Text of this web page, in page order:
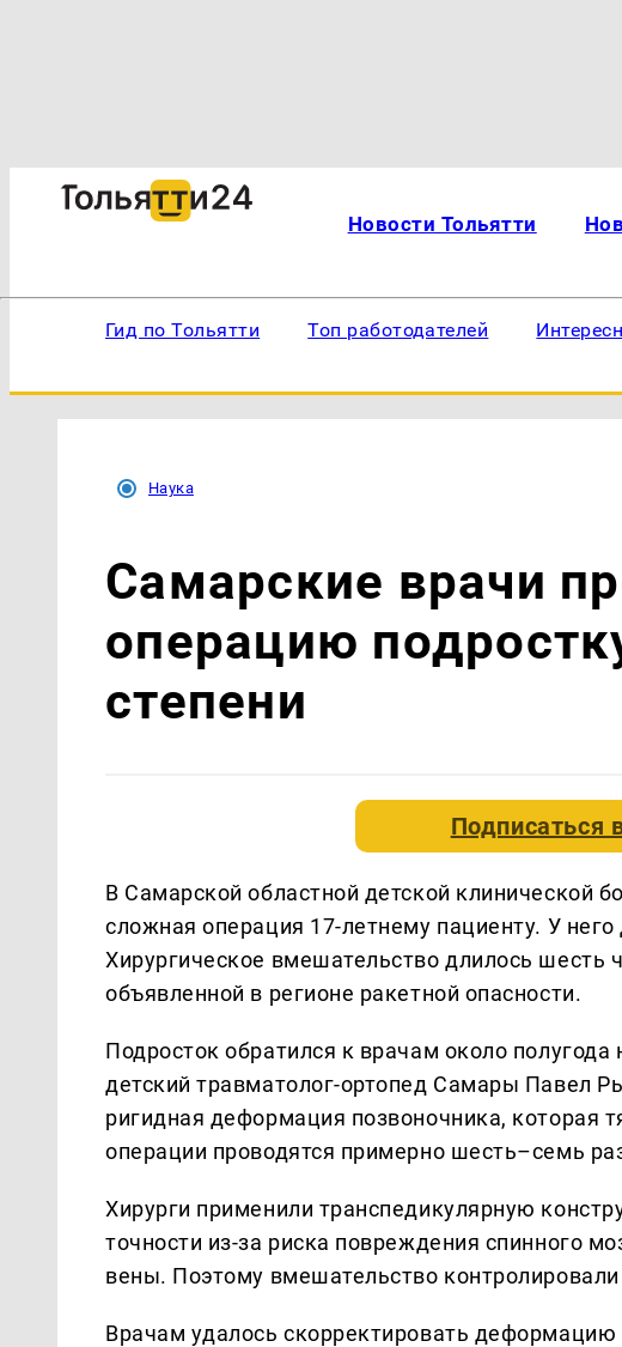
Новости Тольятти
Гид по Тольятти Топ работодателей
Наука
Самарские врачи
операцию
степени
Подписаться
В Самарской областной детской клинической
сложная операция 17-летнему пациенту. У него
Хирургическое вмешательство длилось шесть
объявленной в регионе ракетной опасности.
Подросток обратился к врачам около
детский травматолог-ортопед Самары Павел
ригидная деформация позвоночника, которая
операции проводятся примерно шесть–семь
Хирурги применили транспедикулярную
точности из-за риска повреждения спинного
вены. Поэтому вмешательство
Врачам удалось скорректировать деформацию